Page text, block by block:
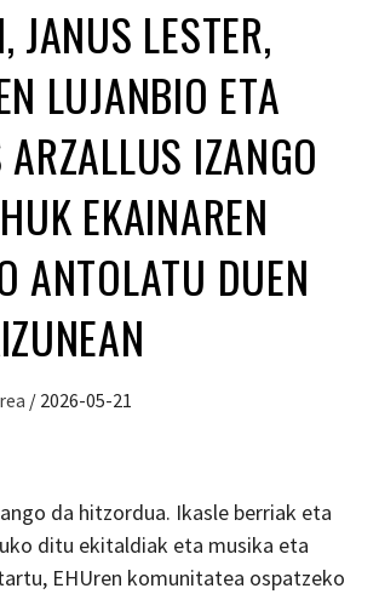
JANUS LESTER,
LUJANBIO ETA
IZANGO
EKAINAREN
ANTOLATU DUEN
/ 2026-05-21
da hitzordua. Ikasle berriak eta
ditu ekitaldiak eta musika eta
EHUren komunitatea ospatzeko